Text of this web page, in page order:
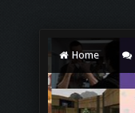
Home